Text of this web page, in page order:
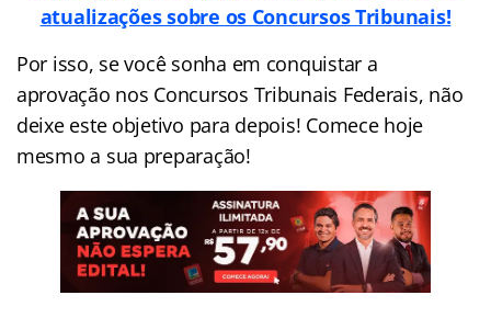
atualizações sobre os Concursos Tribunais!
Por isso, se você sonha em conquistar a
aprovação nos Concursos Tribunais Federais, não
deixe este objetivo para depois! Comece hoje
mesmo a sua preparação!